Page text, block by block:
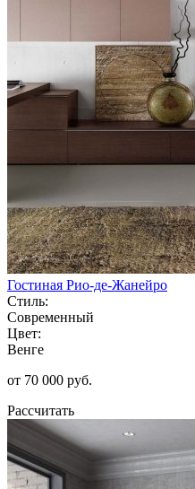
Гостиная Рио-де-Жанейро
Стиль:
Современный
Цвет:
Венге
от 70 000 руб.
Рассчитать